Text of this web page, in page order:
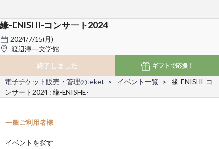
緣-ENISHI-コンサート2024
2024/7/15(月)
渡辺淳一文学館
終了しました
ギフトで応援！
電子チケット販売・管理のteket イベント一覧
緣-ENISHI-コ
ンサート2024 : 緣-ENISHE-
一般ご利用者様
イベントを探す